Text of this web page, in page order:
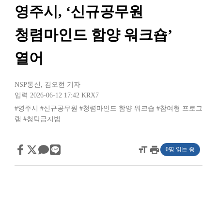
영주시, ‘신규공무원
청렴마인드 함양 워크숍’
열어
NSP통신 , 김오현 기자
입력 2026-06-12 17:42 KRX7
#영주시
#신규공무원 #청렴마인드 함양 워크숍 #참여형 프로그
램 #청탁금지법
format_sizeprint 0명 읽는 중